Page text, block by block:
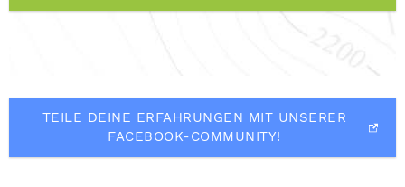
TEILE DEINE ERFAHRUNGEN MIT UNSERER
FACEBOOK-COMMUNITY!